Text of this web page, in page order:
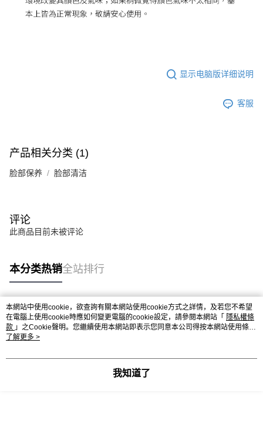
显示电脑版详细说明
客服
产品相关分类 (1)
脸部保养 脸部清洁
评论
此商品目前未被评论
本分类热销全站排行
热门标签
本網站中使用cookie，欲查詢有關本網站使用cookie方式之詳情，及若您不希望
在電腦上使用cookie時應如何變更電腦的cookie設定，請參閱本網站「 隱私權條
款 」之Cookie聲明。您繼續使用本網站即表示您同意本公司得按本網站使用條款
之Cookie聲明使用cookie。
了解更多 >
我知道了